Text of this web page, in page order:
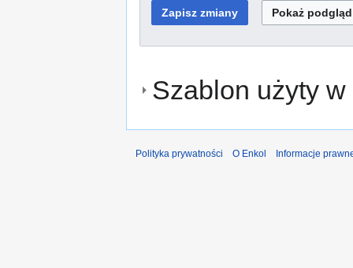
Szablon użyty
Polityka prywatności O Enkol Informacje